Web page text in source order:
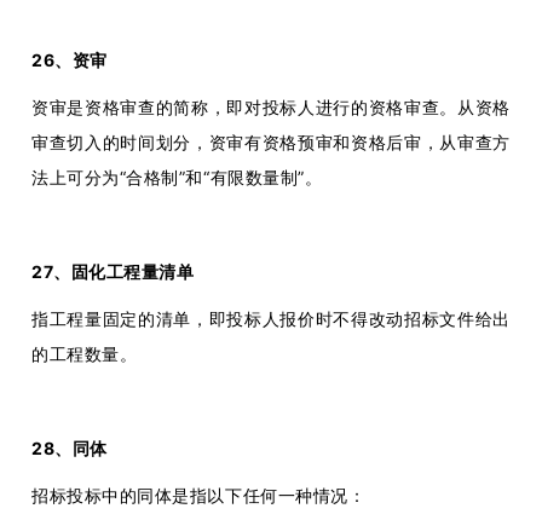
26、资审
资审是资格审查的简称，即对投标人进行的资格审查。从资格
审查切入的时间划分，资审有资格预审和资格后审，从审查方
法上可分为“合格制”和“有限数量制”。
27、固化工程量清单
指工程量固定的清单，即投标人报价时不得改动招标文件给出
的工程数量。
28、同体
招标投标中的同体是指以下任何一种情况：